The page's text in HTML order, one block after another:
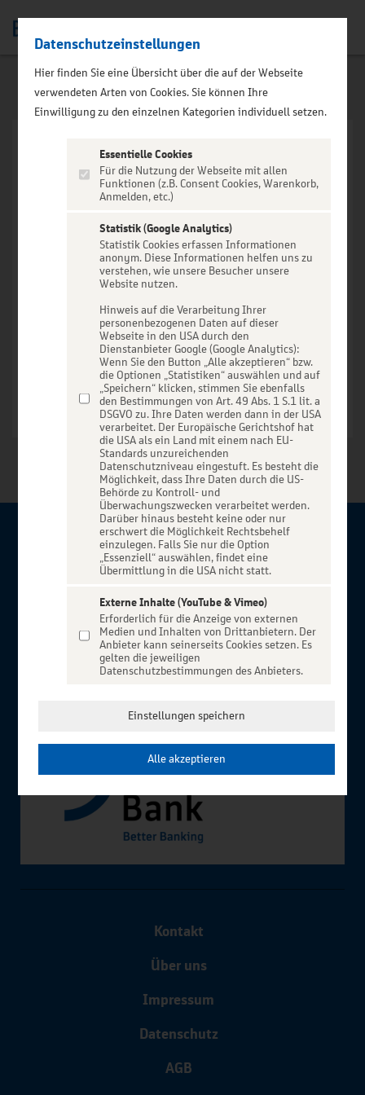
VERANSTALTUNG NICHT
GEFUNDEN
Zur Startseite
Über BBBank-Entertain
Service für alle Kunden der BBBank. Auf unserem einzigartigen
Portal finden Sie Tickets für atemberaubende Konzerte,
Musicals und Shows, die Fußball-Bundesliga sowie die
Champions League und die Europa League.
In Zusammenarbeit mit
Kontakt
Über uns
Impressum
Datenschutz
AGB
Datenschutzeinstellungen
Hier finden Sie eine Übersicht über die auf der Webseite
verwendeten Arten von Cookies. Sie können Ihre
Einwilligung zu den einzelnen Kategorien individuell setzen.
Essentielle Cookies
Für die Nutzung der Webseite mit allen
Funktionen (z.B. Consent Cookies, Warenkorb,
Anmelden, etc.)
Statistik (Google Analytics)
Statistik Cookies erfassen Informationen
anonym. Diese Informationen helfen uns zu
verstehen, wie unsere Besucher unsere
Website nutzen.
Hinweis auf die Verarbeitung Ihrer
personenbezogenen Daten auf dieser
Webseite in den USA durch den
Dienstanbieter Google (Google Analytics):
Wenn Sie den Button „Alle akzeptieren“ bzw.
die Optionen „Statistiken“ auswählen und auf
„Speichern“ klicken, stimmen Sie ebenfalls
den Bestimmungen von Art. 49 Abs. 1 S.1 lit. a
DSGVO zu. Ihre Daten werden dann in der USA
verarbeitet. Der Europäische Gerichtshof hat
die USA als ein Land mit einem nach EU-
Standards unzureichenden
Datenschutzniveau eingestuft. Es besteht die
Möglichkeit, dass Ihre Daten durch die US-
Behörde zu Kontroll- und
Überwachungszwecken verarbeitet werden.
Darüber hinaus besteht keine oder nur
erschwert die Möglichkeit Rechtsbehelf
einzulegen. Falls Sie nur die Option
„Essenziell“ auswählen, findet eine
Übermittlung in die USA nicht statt.
Externe Inhalte (YouTube & Vimeo)
Erforderlich für die Anzeige von externen
Medien und Inhalten von Drittanbietern. Der
Anbieter kann seinerseits Cookies setzen. Es
gelten die jeweiligen
Datenschutzbestimmungen des Anbieters.
Einstellungen speichern
Alle akzeptieren